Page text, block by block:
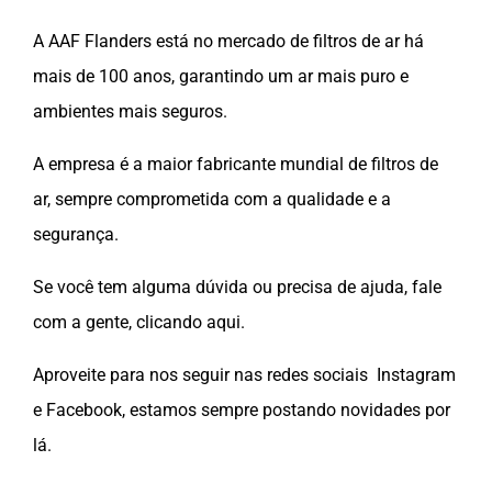
A AAF Flanders está no mercado de filtros de ar há
mais de 100 anos, garantindo um ar mais puro e
ambientes mais seguros.
A empresa é a maior fabricante mundial de filtros de
ar, sempre comprometida com a qualidade e a
segurança.
Se você tem alguma dúvida ou precisa de ajuda, fale
com a gente, clicando aqui.
Aproveite para nos seguir nas redes sociais Instagram
e Facebook, estamos sempre postando novidades por
lá.